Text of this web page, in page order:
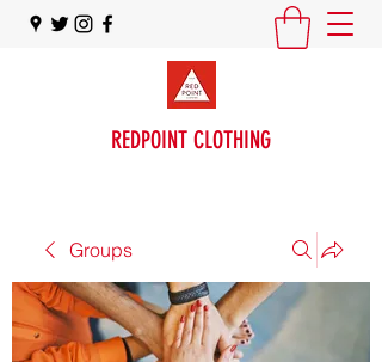
REDPOINT CLOTHING
Groups